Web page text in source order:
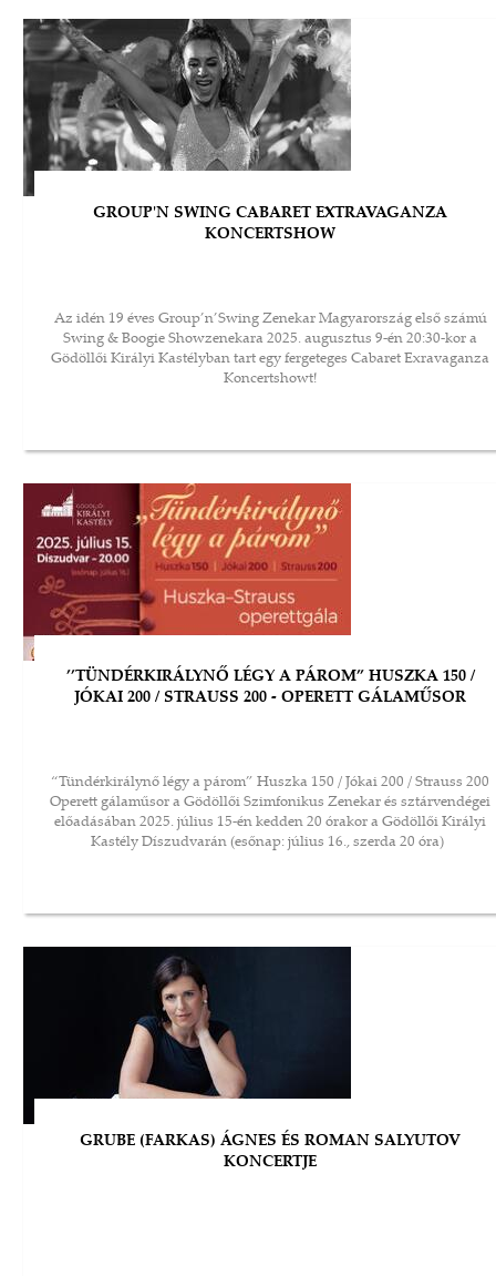
GROUP'N SWING CABARET EXTRAVAGANZA
KONCERTSHOW
Az idén 19 éves Group’n’Swing Zenekar Magyarország első számú
Swing & Boogie Showzenekara 2025. augusztus 9-én 20:30-kor a
Gödöllői Királyi Kastélyban tart egy fergeteges Cabaret Exravaganza
Koncertshowt!
’’TÜNDÉRKIRÁLYNŐ LÉGY A PÁROM” HUSZKA 150 /
JÓKAI 200 / STRAUSS 200 - OPERETT GÁLAMŰSOR
“Tündérkirálynő légy a párom” Huszka 150 / Jókai 200 / Strauss 200
Operett gálaműsor a Gödöllői Szimfonikus Zenekar és sztárvendégei
előadásában 2025. július 15-én kedden 20 órakor a Gödöllői Királyi
Kastély Díszudvarán (esőnap: július 16., szerda 20 óra)
GRUBE (FARKAS) ÁGNES ÉS ROMAN SALYUTOV
KONCERTJE